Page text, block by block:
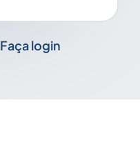
Faça login